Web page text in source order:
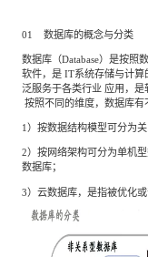
01 数据库的概念与分类
数据库（Database）是按照
软件，是 IT系统存储与计
泛服务于各类⾏业 应用，是
按照不同的维度，数据库有
1）按数据结构模型可分为
2）按⽹络架构可分为单机
数据库；
3）云数据库，是指被优化